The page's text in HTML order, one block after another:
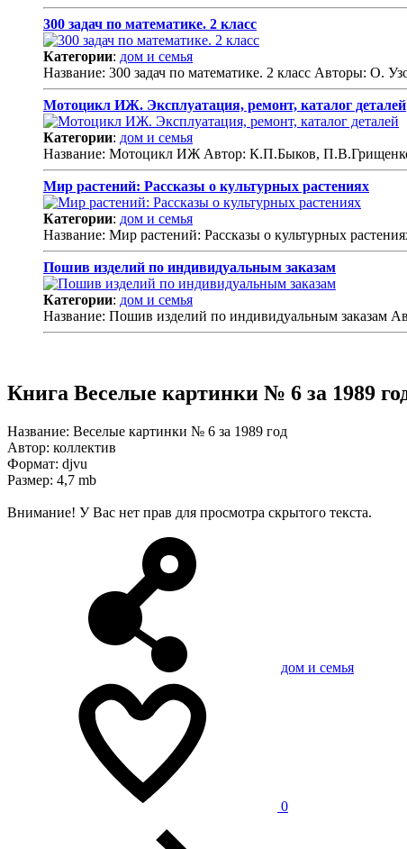
300 задач по математике. 2 класс
Категории: дом и семья
Название: 300 задач по математике. 2 класс Авторы: О.
Мотоцикл ИЖ. Эксплуатация, ремонт, каталог деталей
Категории: дом и семья
Название: Мотоцикл ИЖ Автор: К.П.Быков,
Мир растений: Рассказы о культурных растениях
Категории: дом и семья
Название: Мир растений: Рассказы о культурных
Пошив изделий по индивидуальным заказам
Категории: дом и семья
Название: Пошив изделий по индивидуальным заказам
Книга Веселые картинки № 6 за 1989
Название: Веселые картинки № 6 за 1989 год
Автор: коллектив
Формат: djvu
Размер: 4,7 mb
Внимание! У Вас нет прав для просмотра скрытого текста.
дом и семья
0